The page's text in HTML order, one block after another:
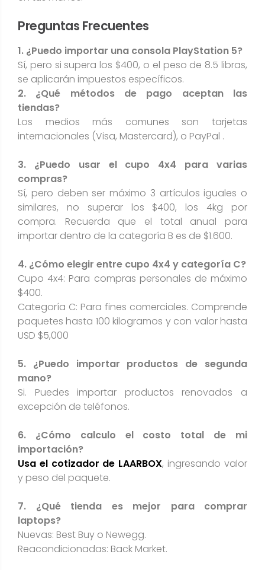
Preguntas Frecuentes
1. ¿Puedo importar una consola PlayStation 5?
Sí, pero si supera los $400, o el peso de 8.5 libras,
se aplicarán impuestos específicos.
2. ¿Qué métodos de pago aceptan las
tiendas?
Los medios más comunes son tarjetas
internacionales (Visa, Mastercard), o PayPal .
3. ¿Puedo usar el cupo 4x4 para varias
compras?
Sí, pero deben ser máximo 3 artículos iguales o
similares, no superar los $400, los 4kg por
compra. Recuerda que el total anual para
importar dentro de la categoría B es de $1.600.
4. ¿Cómo elegir entre cupo 4x4 y categoría C?
Cupo 4x4: Para compras personales de máximo
$400.
Categoría C: Para fines comerciales. Comprende
paquetes hasta 100 kilogramos y con valor hasta
USD $5,000
5. ¿Puedo importar productos de segunda
mano?
Si. Puedes importar productos renovados a
excepción de teléfonos.
6. ¿Cómo calculo el costo total de mi
importación?
Usa el cotizador de LAARBOX, ingresando valor
y peso del paquete.
7. ¿Qué tienda es mejor para comprar
laptops?
Nuevas: Best Buy o Newegg.
Reacondicionadas: Back Market.